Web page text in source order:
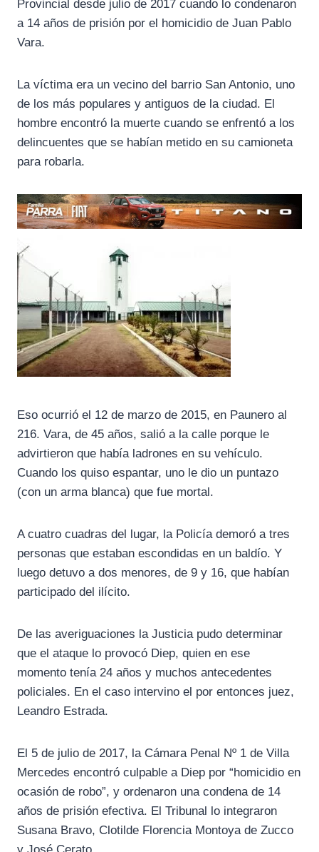
Provincial desde julio de 2017 cuando lo condenaron
a 14 años de prisión por el homicidio de Juan Pablo
Vara.
La víctima era un vecino del barrio San Antonio, uno
de los más populares y antiguos de la ciudad. El
hombre encontró la muerte cuando se enfrentó a los
delincuentes que se habían metido en su camioneta
para robarla.
Eso ocurrió el 12 de marzo de 2015, en Paunero al
216. Vara, de 45 años, salió a la calle porque le
advirtieron que había ladrones en su vehículo.
Cuando los quiso espantar, uno le dio un puntazo
(con un arma blanca) que fue mortal.
A cuatro cuadras del lugar, la Policía demoró a tres
personas que estaban escondidas en un baldío. Y
luego detuvo a dos menores, de 9 y 16, que habían
participado del ilícito.
De las averiguaciones la Justicia pudo determinar
que el ataque lo provocó Diep, quien en ese
momento tenía 24 años y muchos antecedentes
policiales. En el caso intervino el por entonces juez,
Leandro Estrada.
El 5 de julio de 2017, la Cámara Penal Nº 1 de Villa
Mercedes encontró culpable a Diep por “homicidio en
ocasión de robo”, y ordenaron una condena de 14
años de prisión efectiva. El Tribunal lo integraron
Susana Bravo, Clotilde Florencia Montoya de Zucco